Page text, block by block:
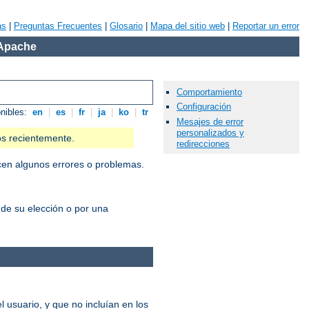
Preguntas Frecuentes Glosario Mapa del sitio web Reportar un error
en es fr ja ko tr
recientemente.
algunos errores o problemas.
su elección o por una
usuario, y que no incluían en los
Comportamiento
Configuración
Mesajes de error
personalizados y
redirecciones